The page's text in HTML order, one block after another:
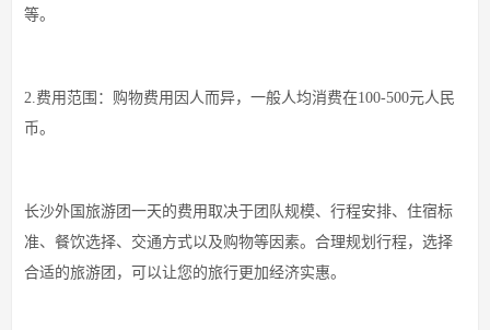
等。
2.费用范围：购物费用因人而异，一般人均消费在100-500元人民
币。
长沙外国旅游团一天的费用取决于团队规模、行程安排、住宿标
准、餐饮选择、交通方式以及购物等因素。合理规划行程，选择
合适的旅游团，可以让您的旅行更加经济实惠。